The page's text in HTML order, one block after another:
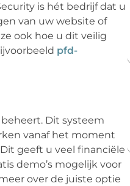
is hét bedrijf dat u
van uw website of
ook hoe u dit veilig
pfd-
Dit systeem
vanaf het moment
geeft u veel financiële
demo’s mogelijk voor
over de juiste optie